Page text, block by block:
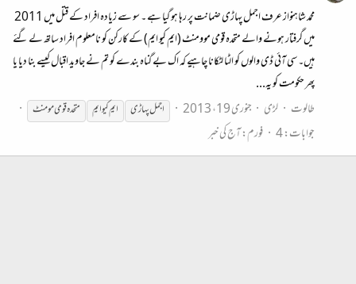
محمد شاہنواز عرف اجمل پہاڑی ضمانت پر رہا ہو گیا ہے ۔ سو سے زیادہ افراد کے قتل میں 2011
میں گرفتار ہونے والے متحدہ قومی موومنٹ (ایم کیو ایم) کے کارکن کو نامعلوم افراد ساتھ لے گئے
ہیں۔ سی آئی ڈی والوں کو الٹا لٹکانا چاہیے کہ اک بے گناہ بندے کو تم نے جاوید اقبال کیسے بنا دیا یا
پھر حکومت کو یہ...
طالوت
لڑی جنوری 19، 2013 اجملپہاڑی ایم کیو ایم متحدہ قومی مومنٹ
جوابات: 4 فورم:آج کی خبر